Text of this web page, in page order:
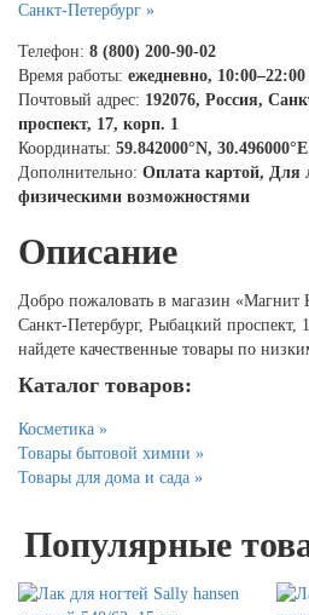
Санкт-Петербург »
Телефон: 8 (800) 200-90-02
Время работы: ежедневно, 10:00–22:00
Почтовый адрес: 192076, Россия,
проспект, 17, корп. 1
Координаты: 59.842000°N, 30.496000°E
Дополнительно: Оплата картой, Для
физическими возможностями
Описание
Добро пожаловать в магазин «Магнит
Санкт-Петербург, Рыбацкий проспект,
найдете качественные товары по
Каталог товаров:
Косметика »
Товары бытовой химии »
Товары для дома и сада »
Популярные